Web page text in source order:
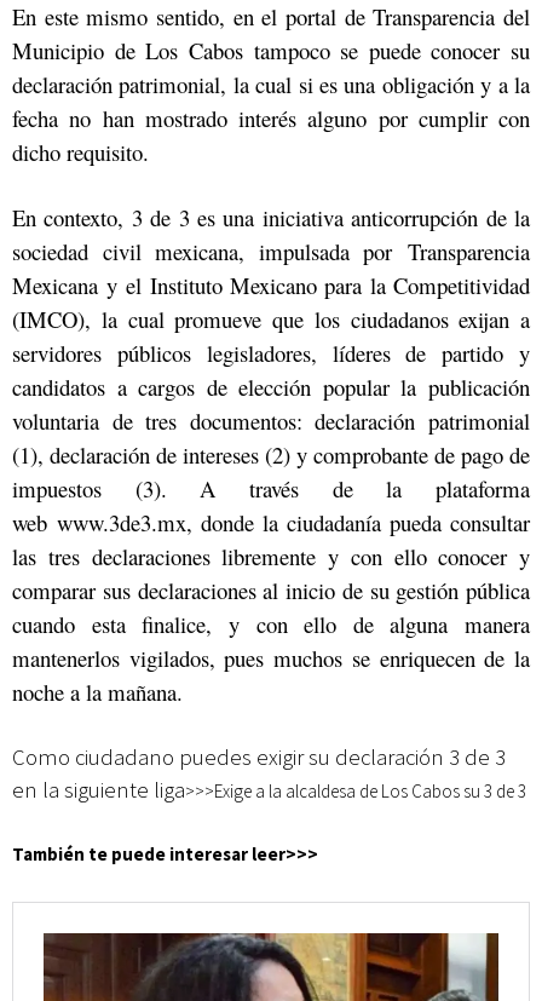
En este mismo sentido, en el portal de Transparencia del
Municipio de Los Cabos tampoco se puede conocer su
declaración patrimonial, la cual si es una obligación y a la
fecha no han mostrado interés alguno por cumplir con
dicho requisito.
En contexto, 3 de 3 es una iniciativa anticorrupción de la
sociedad civil mexicana, impulsada por Transparencia
Mexicana y el Instituto Mexicano para la Competitividad
(IMCO), la cual promueve que los ciudadanos exijan a
servidores públicos legisladores, líderes de partido y
candidatos a cargos de elección popular la publicación
voluntaria de tres documentos: declaración patrimonial
(1), declaración de intereses (2) y comprobante de pago de
impuestos (3). A través de la plataforma
web www.3de3.mx, donde la ciudadanía pueda consultar
las tres declaraciones libremente y con ello conocer y
comparar sus declaraciones al inicio de su gestión pública
cuando esta finalice, y con ello de alguna manera
mantenerlos vigilados, pues muchos se enriquecen de la
noche a la mañana.
Como ciudadano puedes exigir su declaración 3 de 3
en la siguiente liga>>>Exige a la alcaldesa de Los Cabos su 3 de 3
También te puede interesar leer>>>